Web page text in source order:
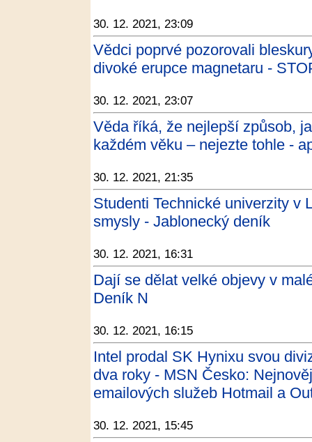
30. 12. 2021, 23:09
Vědci poprvé pozorovali
divoké erupce magnetaru -
30. 12. 2021, 23:07
Věda říká, že nejlepší způsob,
každém věku – nejezte tohle -
30. 12. 2021, 21:35
Studenti Technické univerzity v
smysly - Jablonecký deník
30. 12. 2021, 16:31
Dají se dělat velké objevy v
Deník N
30. 12. 2021, 16:15
Intel prodal SK Hynixu svou
dva roky - MSN Česko:
emailových služeb Hotmail a
30. 12. 2021, 15:45